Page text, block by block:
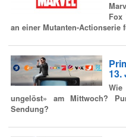
Fox
an einer Mutanten-Actionserie
13.
Wie
ungelöst» am Mittwoch?
Sendung?